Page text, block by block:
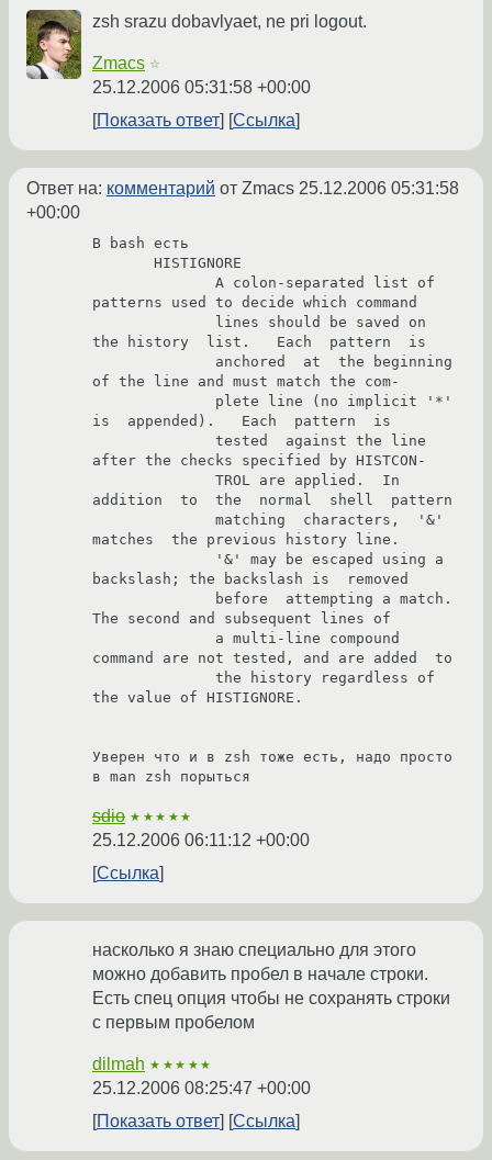
zsh srazu dobavlyaet, ne pri logout.
Zmacs ☆
25.12.2006 05:31:58 +00:00
Показать ответ
Ссылка
Ответ на: комментарий от Zmacs 25.12.2006 05:31:58
+00:00
В bash есть
patterns used to decide which command
the history  list.   Each  pattern  is
of the line and must match the com-
is  appended).   Each  pattern  is
after the checks specified by HISTCON-
addition  to  the  normal  shell  pattern
matches  the previous history line.
backslash; the backslash is  removed
The second and subsequent lines of
command are not tested, and are added  to
the value of HISTIGNORE.
Уверен что и в zsh тоже есть, надо просто
в man zsh порыться
sdio ★★★★★
25.12.2006 06:11:12 +00:00
Ссылка
насколько я знаю специально для этого
можно добавить пробел в начале строки.
Есть спец опция чтобы не сохранять строки
с первым пробелом
dilmah ★★★★★
25.12.2006 08:25:47 +00:00
Показать ответ
Ссылка